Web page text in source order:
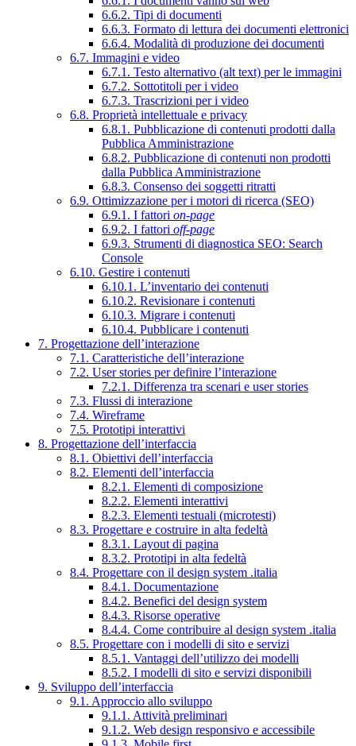
6.6.2. Tipi di documenti
6.6.3. Formato di lettura dei documenti elettronici
6.6.4. Modalità di produzione dei documenti
6.7. Immagini e video
6.7.1. Testo alternativo (alt text) per le immagini
6.7.2. Sottotitoli per i video
6.7.3. Trascrizioni per i video
6.8. Proprietà intellettuale e privacy
6.8.1. Pubblicazione di contenuti prodotti dalla
Pubblica Amministrazione
6.8.2. Pubblicazione di contenuti non prodotti
dalla Pubblica Amministrazione
6.8.3. Consenso dei soggetti ritratti
6.9. Ottimizzazione per i motori di ricerca (SEO)
6.9.1. I fattori on-page
6.9.2. I fattori off-page
6.9.3. Strumenti di diagnostica SEO: Search
Console
6.10. Gestire i contenuti
6.10.1. L’inventario dei contenuti
6.10.2. Revisionare i contenuti
6.10.3. Migrare i contenuti
6.10.4. Pubblicare i contenuti
7. Progettazione dell’interazione
7.1. Caratteristiche dell’interazione
7.2. User stories per definire l’interazione
7.2.1. Differenza tra scenari e user stories
7.3. Flussi di interazione
7.4. Wireframe
7.5. Prototipi interattivi
8. Progettazione dell’interfaccia
8.1. Obiettivi dell’interfaccia
8.2. Elementi dell’interfaccia
8.2.1. Elementi di composizione
8.2.2. Elementi interattivi
8.2.3. Elementi testuali (microtesti)
8.3. Progettare e costruire in alta fedeltà
8.3.1. Layout di pagina
8.3.2. Prototipi in alta fedeltà
8.4. Progettare con il design system .italia
8.4.1. Documentazione
8.4.2. Benefici del design system
8.4.3. Risorse operative
8.4.4. Come contribuire al design system .italia
8.5. Progettare con i modelli di sito e servizi
8.5.1. Vantaggi dell’utilizzo dei modelli
8.5.2. I modelli di sito e servizi disponibili
9. Sviluppo dell’interfaccia
9.1. Approccio allo sviluppo
9.1.1. Attività preliminari
9.1.2. Web design responsivo e accessibile